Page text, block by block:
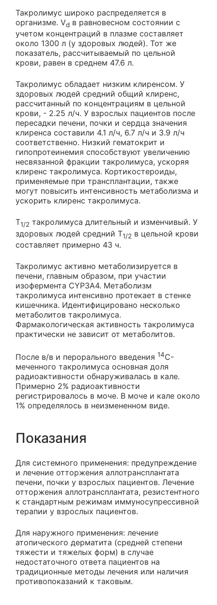
Такролимус широко распределяется в
организме. Vd в равновесном состоянии с
учетом концентраций в плазме составляет
около 1300 л (у здоровых людей). Тот же
показатель, рассчитываемый по цельной
крови, равен в среднем 47.6 л.
Такролимус обладает низким клиренсом. У
здоровых людей средний общий клиренс,
рассчитанный по концентрациям в цельной
крови, - 2.25 л/ч. У взрослых пациентов после
пересадки печени, почки и сердца значения
клиренса составили 4.1 л/ч, 6.7 л/ч и 3.9 л/ч
соответственно. Низкий гематокрит и
гипопротеинемия способствуют увеличению
несвязанной фракции такролимуса, ускоряя
клиренс такролимуса. Кортикостероиды,
применяемые при трансплантации, также
могут повысить интенсивность метаболизма и
ускорить клиренс такролимуса.
T1/2 такролимуса длительный и изменчивый. У
здоровых людей средний T1/2 в цельной крови
составляет примерно 43 ч.
Такролимус активно метаболизируется в
печени, главным образом, при участии
изофермента CYP3A4. Метаболизм
такролимуса интенсивно протекает в стенке
кишечника. Идентифицировано несколько
метаболитов такролимуса.
Фармакологическая активность такролимуса
практически не зависит от метаболитов.
После в/в и перорального введения 14C-
меченного такролимуса основная доля
радиоактивности обнаруживалась в кале.
Примерно 2% радиоактивности
регистрировалось в моче. В моче и кале около
1% определялось в неизмененном виде.
Показания
Для системного применения: предупреждение
и лечение отторжения аллотрансплантата
печени, почки у взрослых пациентов. Лечение
отторжения аллотрансплантата, резистентного
к стандартным режимам иммуносупрессивной
терапии у взрослых пациентов.
Для наружного применения: лечение
атопического дерматита (средней степени
тяжести и тяжелых форм) в случае
недостаточного ответа пациентов на
традиционные методы лечения или наличия
противопоказаний к таковым.